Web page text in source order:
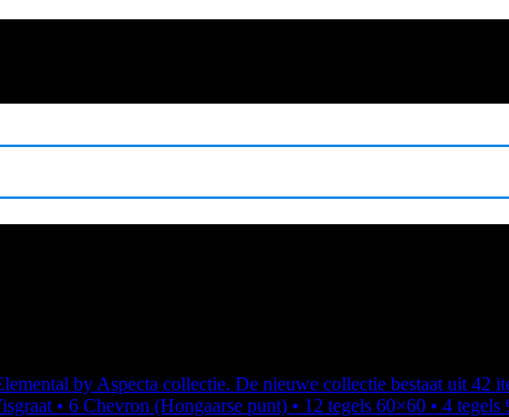
by Aspecta collectie. De nieuwe collectie bestaat uit
• 6 Chevron (Hongaarse punt) • 12 tegels 60×60 • 4 tegels